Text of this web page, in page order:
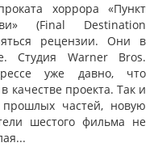
хоррора «Пункт
(Final Destination
рецензии. Они в
Студия Warner Bros.
уже давно, что
качестве проекта. Так и
частей, новую
шестого фильма не